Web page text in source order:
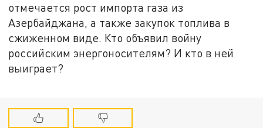
отмечается рост импорта газа из
Азербайджана, а также закупок топлива в
сжиженном виде. Кто объявил войну
российским энергоносителям? И кто в ней
выиграет?